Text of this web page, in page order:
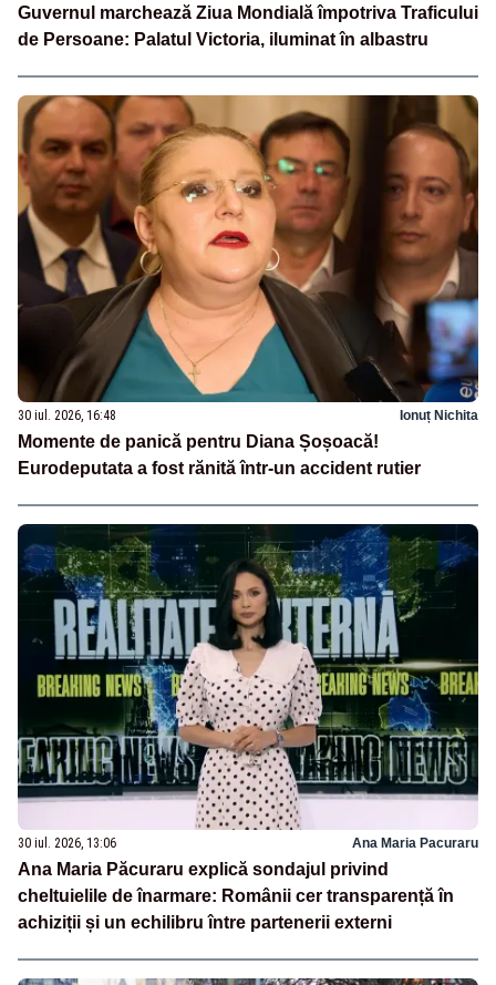
Guvernul marchează Ziua Mondială împotriva Traficului
de Persoane: Palatul Victoria, iluminat în albastru
30 iul. 2026, 16:48 Ionuț Nichita
Momente de panică pentru Diana Șoșoacă!
Eurodeputata a fost rănită într-un accident rutier
30 iul. 2026, 13:06 Ana Maria Pacuraru
Ana Maria Păcuraru explică sondajul privind
cheltuielile de înarmare: Românii cer transparență în
achiziții și un echilibru între partenerii externi